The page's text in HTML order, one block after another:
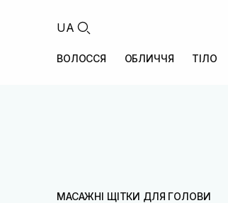
UA
ВОЛОССЯ ОБЛИЧЧЯ ТІЛО
МАСАЖНІ ЩІТКИ ДЛЯ ГОЛОВИ